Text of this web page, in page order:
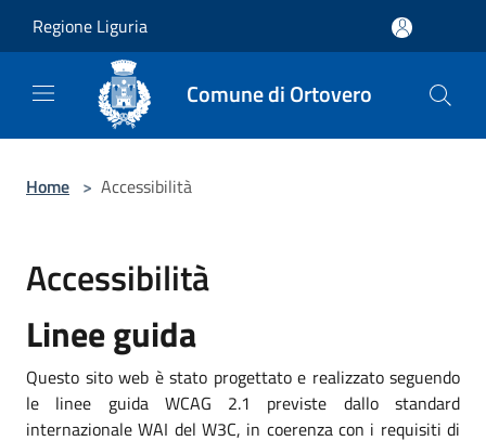
Regione Liguria
Comune di Ortovero
Home > Accessibilità
Accessibilità
Linee guida
Questo sito web è stato progettato e realizzato seguendo
le linee guida WCAG 2.1 previste dallo standard
internazionale WAI del W3C, in coerenza con i requisiti di